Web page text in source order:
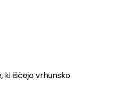
ki iščejo vrhunsko